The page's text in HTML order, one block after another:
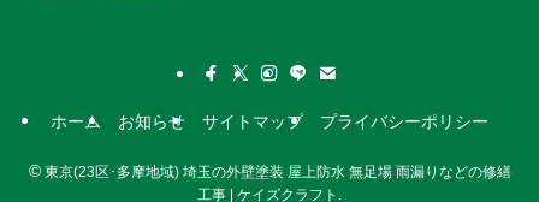
ホーム お知らせ サイトマップ プライバシーポリシー
©東京(23区･多摩地域) 埼玉の外壁塗装 屋上防水 無足場 雨漏りなどの修繕
工事 | ケイズクラフト.